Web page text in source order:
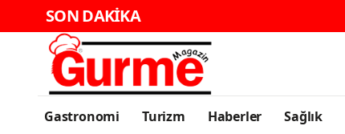
SON DAKİKA
Gastronomi Turizm Haberler Sağlık